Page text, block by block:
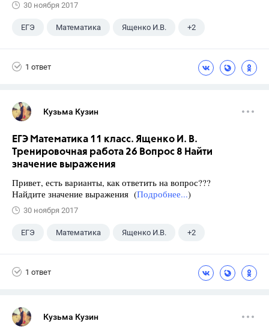
30 ноября 2017
ЕГЭ Математика Ященко И.В. +2
1 ответ
Кузьма Кузин
ЕГЭ Математика 11 класс. Ященко И. В.
Тренировочная работа 26 Вопрос 8 Найти
значение выражения
Привет, есть варианты, как ответить на вопрос???
Найдите значение выражения (Подробнее...)
30 ноября 2017
ЕГЭ Математика Ященко И.В. +2
1 ответ
Кузьма Кузин